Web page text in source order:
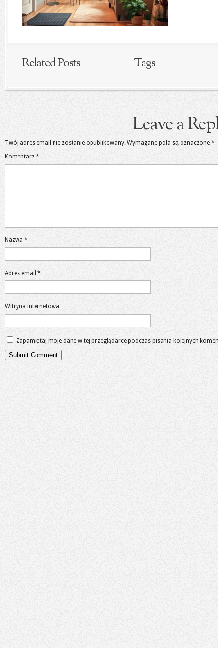
Related Posts Tags
Leave a
Twój adres email nie zostanie opublikowany. Wymagane pola są oznaczone *
Komentarz *
Nazwa *
Adres email *
Witryna internetowa
Zapamiętaj moje dane w tej przeglądarce podczas pisania kolejnych